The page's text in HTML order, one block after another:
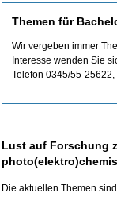
Themen für
Wir vergeben immer
Interesse wenden Sie
Telefon 0345/55-25622,
Lust auf Forschung
Die aktuellen Themen